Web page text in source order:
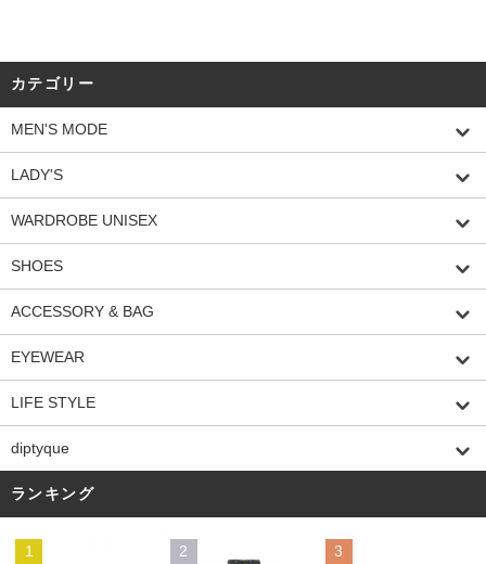
カテゴリー
MEN'S MODE
LADY'S
WARDROBE UNISEX
SHOES
ACCESSORY & BAG
EYEWEAR
LIFE STYLE
diptyque
ランキング
1 2 3